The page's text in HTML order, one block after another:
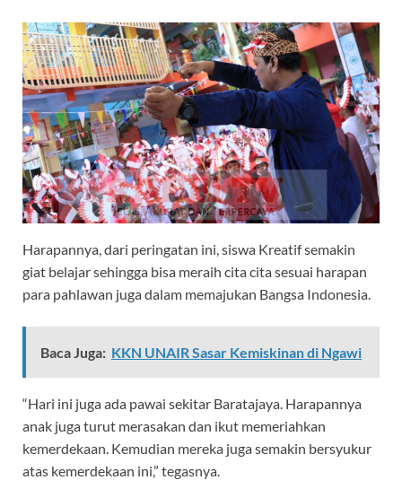
Harapannya, dari peringatan ini, siswa Kreatif semakin
giat belajar sehingga bisa meraih cita cita sesuai harapan
para pahlawan juga dalam memajukan Bangsa Indonesia.
Baca Juga: KKN UNAIR Sasar Kemiskinan di Ngawi
“Hari ini juga ada pawai sekitar Baratajaya. Harapannya
anak juga turut merasakan dan ikut memeriahkan
kemerdekaan. Kemudian mereka juga semakin bersyukur
atas kemerdekaan ini,” tegasnya.